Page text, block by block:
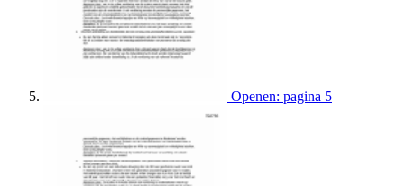
Openen: pagina 5